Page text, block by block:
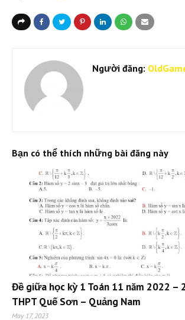
Người đăng:
Bạn có thể thích những bài đăng này
Đề giữa học kỳ 1 Toán 11 năm 2022
THPT Quế Sơn – Quảng Nam
May 17, 2023